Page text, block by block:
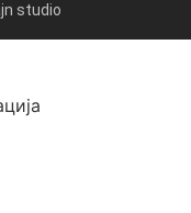
studio